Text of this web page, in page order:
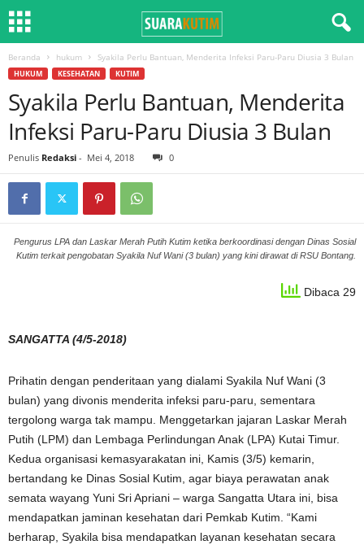
Beranda hukum Syakila Perlu Bantuan, Menderita Infeksi Paru-Paru Diusia 3 Bulan
HUKUM KESEHATAN KUTIM
Syakila Perlu Bantuan, Menderita
Infeksi Paru-Paru Diusia 3 Bulan
Penulis Redaksi - Mei 4, 2018 0
Pengurus LPA dan Laskar Merah Putih Kutim ketika berkoordinasi dengan Dinas Sosial
Kutim terkait pengobatan Syakila Nuf Wani (3 bulan) yang kini dirawat di RSU Bontang.
Dibaca 29
SANGATTA (4/5-2018)
Prihatin dengan penderitaan yang dialami Syakila Nuf Wani (3
bulan) yang divonis menderita infeksi paru-paru, sementara
tergolong warga tak mampu. Menggetarkan jajaran Laskar Merah
Putih (LPM) dan Lembaga Perlindungan Anak (LPA) Kutai Timur.
Kedua organisasi kemasyarakatan ini, Kamis (3/5) kemarin,
bertandang ke Dinas Sosial Kutim, agar biaya perawatan anak
semata wayang Yuni Sri Apriani – warga Sangatta Utara ini, bisa
mendapatkan jaminan kesehatan dari Pemkab Kutim. “Kami
berharap, Syakila bisa mendapatkan layanan kesehatan secara